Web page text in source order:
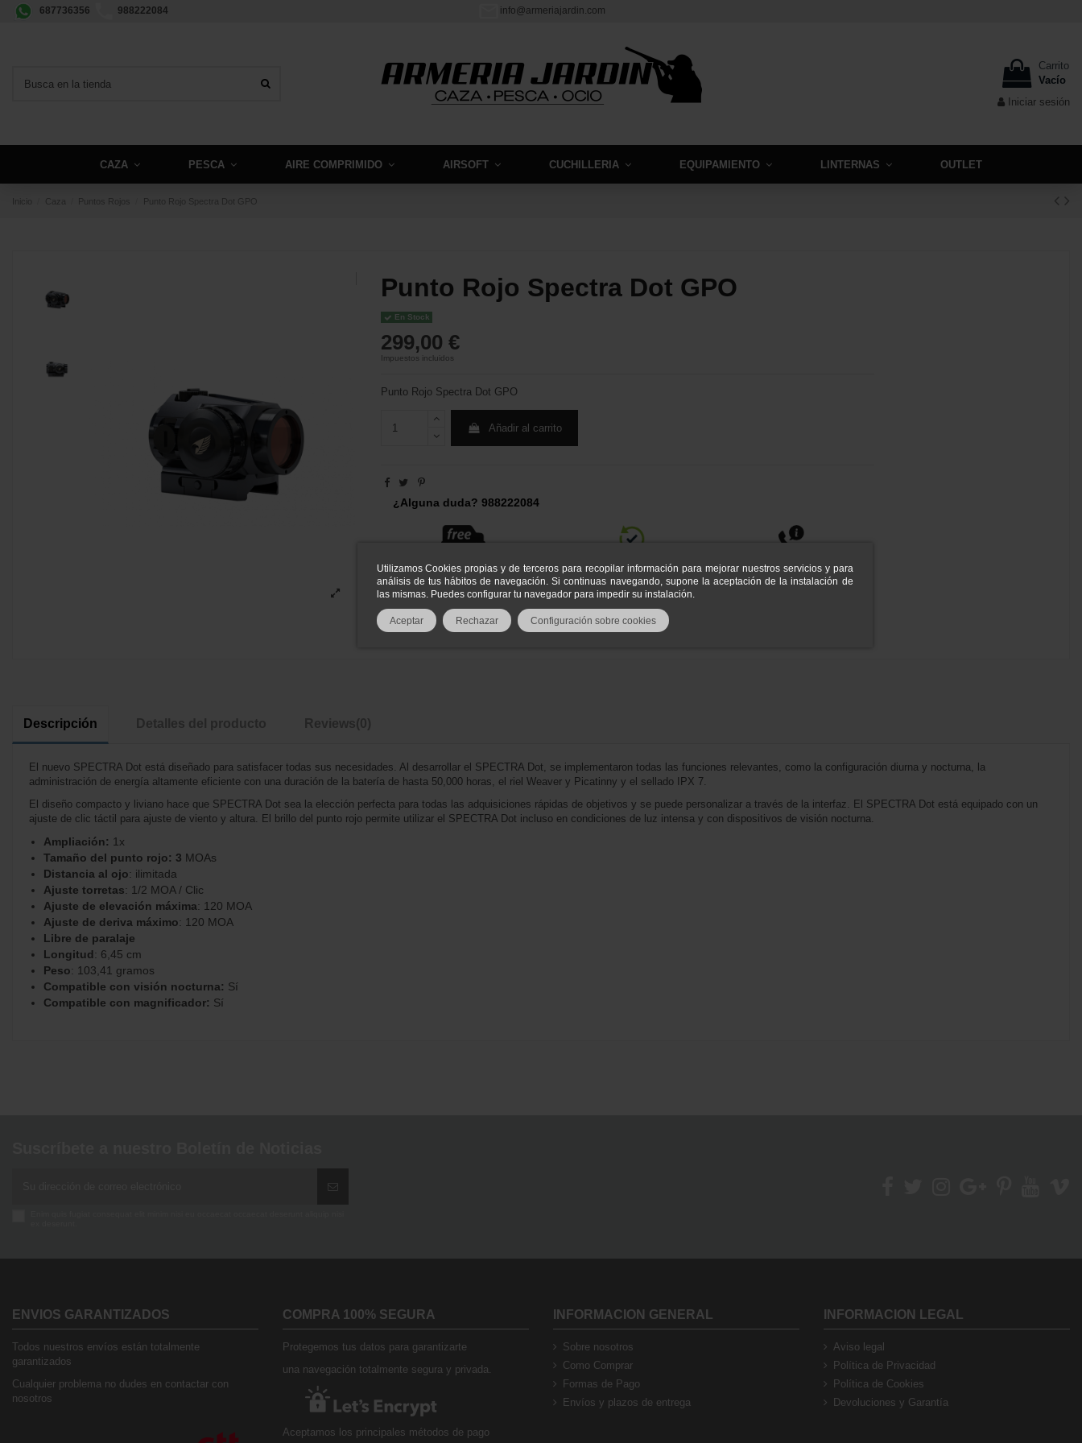
Utilizamos Cookies propias y de terceros para recopilar información para mejorar nuestros servicios y para
análisis de tus hábitos de navegación. Si continuas navegando, supone la aceptación de la instalación de
las mismas. Puedes configurar tu navegador para impedir su instalación.
Aceptar Rechazar Configuración sobre cookies
687736356 988222084 info@armeriajardin.com
Carrito
Vacío
Iniciar sesión
CAZA PESCA AIRE COMPRIMIDO AIRSOFT CUCHILLERIA EQUIPAMIENTO LINTERNAS OUTLET
Inicio Caza Puntos Rojos Punto Rojo Spectra Dot GPO
Punto Rojo Spectra Dot GPO
En Stock
299,00 €
Impuestos incluidos
Punto Rojo Spectra Dot GPO
Añadir al carrito
¿Alguna duda? 988222084
Descripción Detalles del producto Reviews(0)
El nuevo SPECTRA Dot está diseñado para satisfacer todas sus necesidades. Al desarrollar el SPECTRA Dot, se implementaron todas las funciones relevantes, como la configuración diurna y nocturna, la
administración de energía altamente eficiente con una duración de la batería de hasta 50,000 horas, el riel Weaver y Picatinny y el sellado IPX 7.
El diseño compacto y liviano hace que SPECTRA Dot sea la elección perfecta para todas las adquisiciones rápidas de objetivos y se puede personalizar a través de la interfaz. El SPECTRA Dot está equipado con un
ajuste de clic táctil para ajuste de viento y altura. El brillo del punto rojo permite utilizar el SPECTRA Dot incluso en condiciones de luz intensa y con dispositivos de visión nocturna.
Ampliación: 1x
Tamaño del punto rojo: 3 MOAs
Distancia al ojo: ilimitada
Ajuste torretas: 1/2 MOA / Clic
Ajuste de elevación máxima: 120 MOA
Ajuste de deriva máximo: 120 MOA
Libre de paralaje
Longitud: 6,45 cm
Peso: 103,41 gramos
Compatible con visión nocturna: Sí
Compatible con magnificador: Sí
ENVIOS GARANTIZADOS
Todos nuestros envíos están totalmente
garantizados
Cualquier problema no dudes en contactar con
nosotros
COMPRA 100% SEGURA
Protegemos tus datos para garantizarte
una navegación totalmente segura y privada.
Aceptamos los principales métodos de pago
INFORMACION GENERAL
Sobre nosotros
Como Comprar
Formas de Pago
Envíos y plazos de entrega
INFORMACION LEGAL
Aviso legal
Política de Privacidad
Política de Cookies
Devoluciones y Garantía